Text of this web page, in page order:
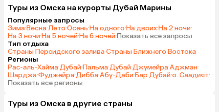
входят в цену
Всё перемещение по
магнитному ключу
кнопки этажа не
магнитный ключ к
не остановится на
Туры из Омска на курорты Дубай Марины
Популярные запросы
Зима·Весна·Лето·Осень·На одного·На двоих·На 2 ночи·
На 3 ночи·На 5 ночей·На 6 ночей·Показать все запросы
Тип отдыха
Страны Персидского залива·Страны Ближнего Востока
Регионы
Рас-аль-Хайма·Дубай Пальма·Дубай Джумейра·Аджман·
Шарджа·Фуджейра·Дибба·Абу-Даби·Бар Дубай·о. Саадият·
Показать все регионы
Туры из Омска в другие страны